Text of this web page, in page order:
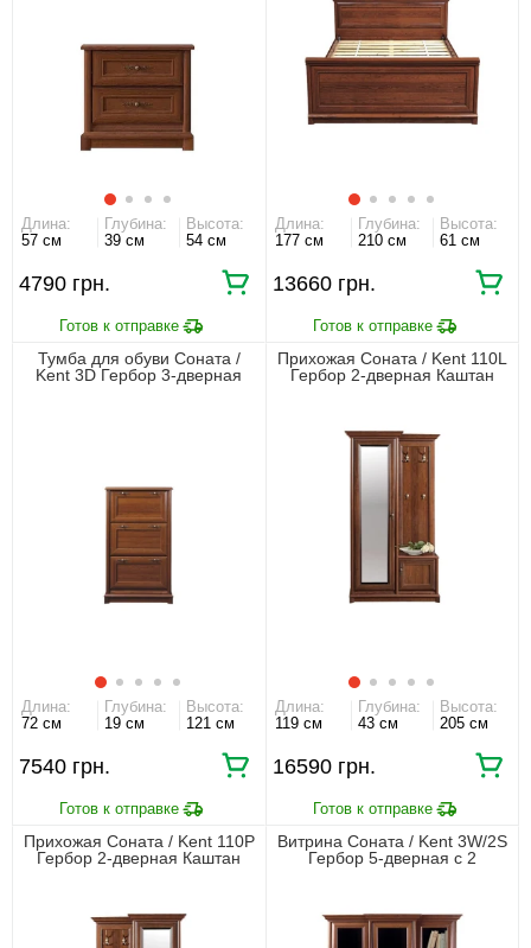
Длина:
57 см
Глубина:
39 см
Высота:
54 см
4790 грн.
Длина:
177 см
Глубина:
210 см
Высота:
61 см
13660 грн.
Тумба для обуви Соната /
Kent 3D Гербор 3-дверная
Длина:
72 см
Глубина:
19 см
Высота:
121 см
7540 грн.
Прихожая Соната / Kent 110L
Гербор 2-дверная Каштан
Длина:
119 см
Глубина:
43 см
Высота:
205 см
16590 грн.
Прихожая Соната / Kent 110P
Гербор 2-дверная Каштан
Витрина Соната / Kent 3W/2S
Гербор 5-дверная с 2